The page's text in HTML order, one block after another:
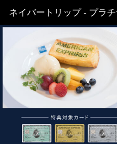
ネイバートリップ - プラ